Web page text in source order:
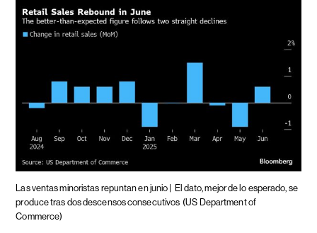
Las ventas minoristas repuntan en junio | El dato, mejor de lo esperado, se
produce tras dos descensos consecutivos (US Department of
Commerce)